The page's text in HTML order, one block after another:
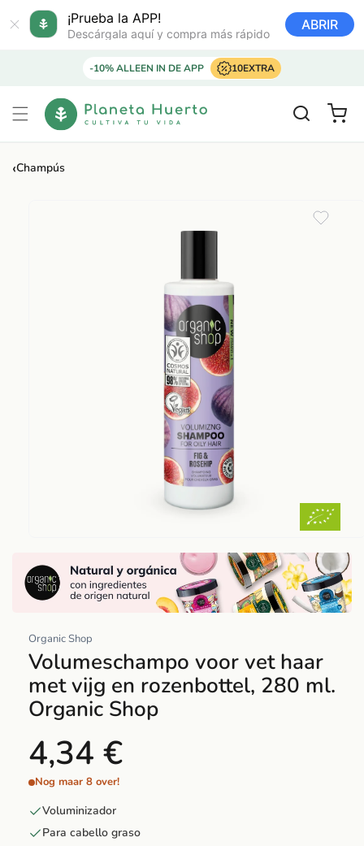
¡Prueba la APP!
Descárgala aquí y compra más rápido
ABRIR
directamente
al contenido
-10% ALLEEN IN DE APP 10EXTRA
Carrito
‹Champús
elemento
multimedia
1
una
ventana
modal
Organic Shop
Volumeschampo voor vet haar
met vijg en rozenbottel, 280 ml.
Organic Shop
4,34 €
Nog maar 8 over!
Voluminizador
Para cabello graso